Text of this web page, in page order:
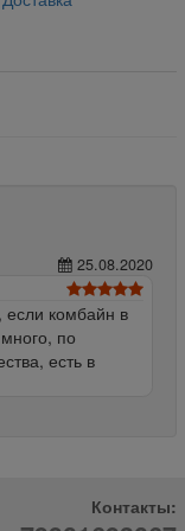
25.08.2020
если комбайн в
по
есть в
Контакты: